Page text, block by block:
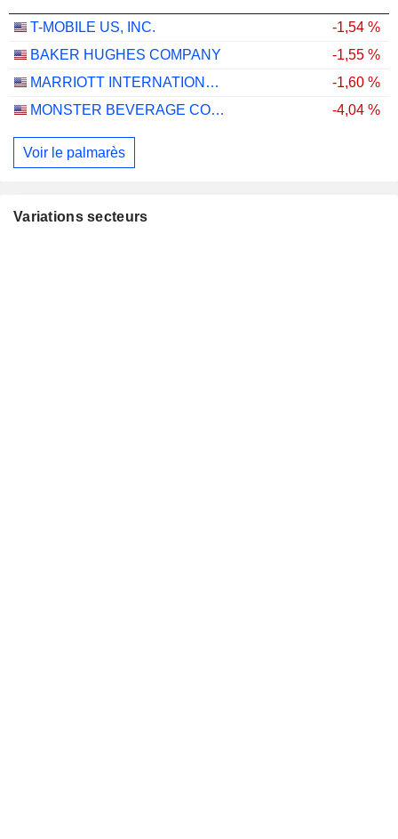
T-MOBILE US, INC.
-1,54 %
BAKER HUGHES COMPANY
-1,55 %
MARRIOTT INTERNATIONAL, INC.
-1,60 %
MONSTER BEVERAGE CORPORATION
-4,04 %
Voir le palmarès
Variations secteurs